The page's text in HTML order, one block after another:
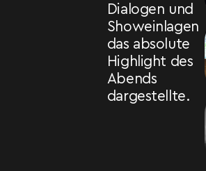
Dialogen und
Showeinlagen
das absolute
Highlight des
Abends
dargestellte.